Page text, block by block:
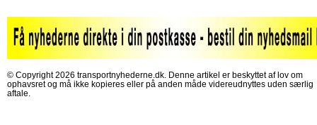
© Copyright 2026 transportnyhederne.dk. Denne artikel er beskyttet af lov om
ophavsret og må ikke kopieres eller på anden måde videreudnyttes uden særlig
aftale.